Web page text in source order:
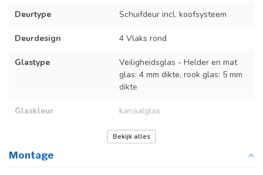
Deurtype Schuifdeur incl. koofsysteem
Deurdesign 4 Vlaks rond
Glastype
Veiligheidsglas - Helder en mat
glas: 4 mm dikte, rook glas: 5 mm
dikte
Glaskleur kanaalglas
Bekijk de producttekst
Incl. deurgreep
Bekijk alles
Montage